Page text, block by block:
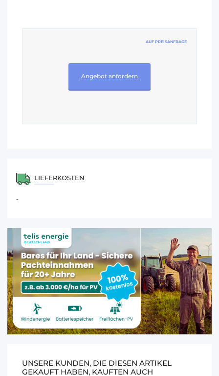
AUF PREISANFRAGE
Angebot anfordern
LIEFERKOSTEN
-
UNSERE KUNDEN, DIE DIESEN ARTIKEL
GEKAUFT HABEN, KAUFTEN AUCH